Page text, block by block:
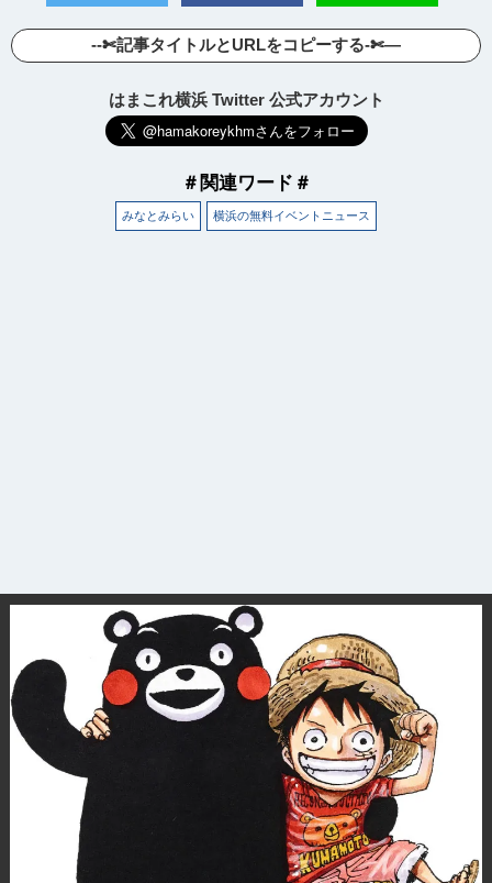
--✄記事タイトルとURLをコピーする-✄—
はまこれ横浜 Twitter 公式アカウント
＃関連ワード＃
みなとみらい 横浜の無料イベントニュース